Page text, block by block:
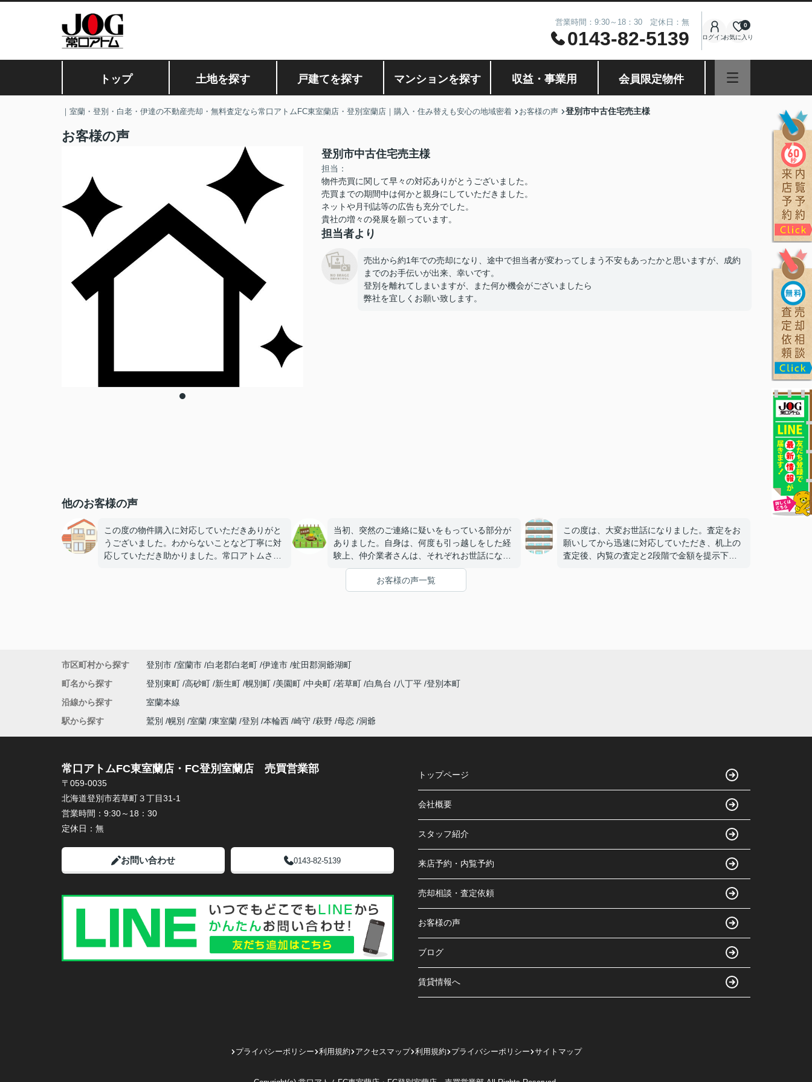
営業時間：9:30～18：30 定休日：無
0143-82-5139 ログインお気に入り
0
トップ 土地を探す 戸建てを探す マンションを探す 収益・事業用 会員限定物件
｜室蘭・登別・白老・伊達の不動産売却・無料査定なら常口アトムFC東室蘭店・登別室蘭店｜購入・住み替えも安心の地域密着 お客様の声 登別市中古住宅売主様
お客様の声
登別市中古住宅売主様
担当：
物件売買に関して早々の対応ありがとうございました。
売買までの期間中は何かと親身にしていただきました。
ネットや月刊誌等の広告も充分でした。
貴社の増々の発展を願っています。
担当者より
売出から約1年での売却になり、途中で担当者が変わってしまう不安もあったかと思いますが、成約
までのお手伝いが出来、幸いです。
登別を離れてしまいますが、また何か機会がございましたら
弊社を宜しくお願い致します。
他のお客様の声
この度の物件購入に対応していただきありがと
うございました。わからないことなど丁寧に対
応していただき助かりました。常口アトムさん
当初、突然のご連絡に疑いをもっている部分が
ありました。自身は、何度も引っ越しをした経
験上、仲介業者さんは、それぞれお世話になっ
ており、その中で一番対応が良かったのが常口
さんでした。そのこともありお話を進めるきっ
かけにもなりました。今回も十二分に対応して
この度は、大変お世話になりました。査定をお
願いしてから迅速に対応していただき、机上の
査定後、内覧の査定と2段階で金額を提示下さ
お客様の声一覧
市区町村から探す 登別市 室蘭市 白老郡白老町 伊達市 虻田郡洞爺湖町
町名から探す
登別東町 高砂町 新生町 幌別町 美園町 中央町 若草町 白鳥台 八丁平 登別本町
沿線から探す
室蘭本線
駅から探す
鷲別 幌別 室蘭 東室蘭 登別 本輪西 崎守 萩野 母恋 洞爺
常口アトムFC東室蘭店・FC登別室蘭店 売買営業部
〒059-0035
北海道登別市若草町３丁目31-1
営業時間： 9:30～18：30
定休日： 無
お問い合わせ 0143-82-5139
トップページ
会社概要
スタッフ紹介
来店予約・内覧予約
売却相談・査定依頼
お客様の声
ブログ
賃貸情報へ
プライバシーポリシー 利用規約 アクセスマップ 利用規約 プライバシーポリシー サイトマップ